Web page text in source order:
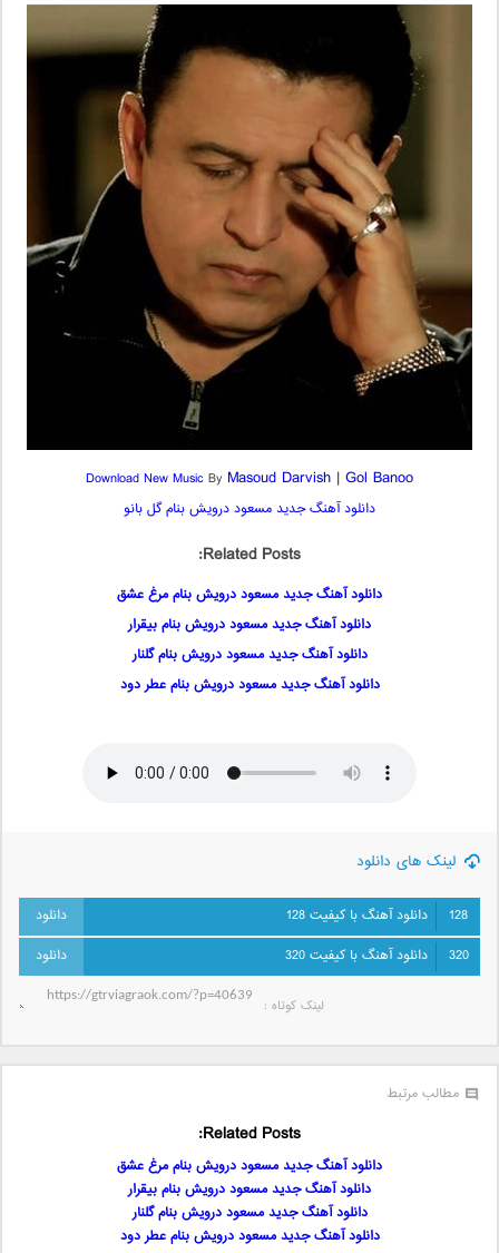
Download New MusicBy Masoud Darvish | Gol Banoo
دانلود آهنگ جدید مسعود درویش بنام گل بانو
Related Posts:
دانلود آهنگ جدید مسعود درویش بنام مرغ عشق
دانلود آهنگ جدید مسعود درویش بنام بیقرار
دانلود آهنگ جدید مسعود درویش بنام گلنار
دانلود آهنگ جدید مسعود درویش بنام عطر دود
لینک های دانلود
128
دانلود آهنگ با کیفیت 128
320
دانلود آهنگ با کیفیت 320
لینک کوتاه‌ :
مطالب مرتبط
Related Posts:
دانلود آهنگ جدید مسعود درویش بنام مرغ عشق
دانلود آهنگ جدید مسعود درویش بنام بیقرار
دانلود آهنگ جدید مسعود درویش بنام گلنار
دانلود آهنگ جدید مسعود درویش بنام عطر دود